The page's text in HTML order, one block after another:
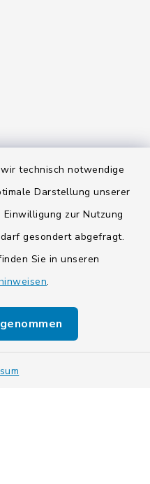
technisch notwendige
Darstellung unserer
zur Nutzung
gesondert abgefragt.
Sie in unseren
.